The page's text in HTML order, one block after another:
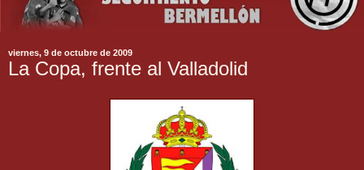
viernes, 9 de octubre de 2009
La Copa, frente al Valladolid